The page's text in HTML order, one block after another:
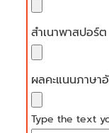
สำเนาพาสปอร์ต
ผลคะแนนภาษา
Type the text